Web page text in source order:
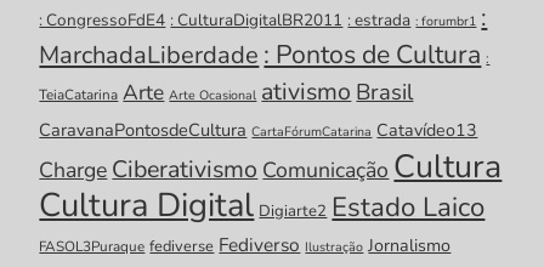
: CongressoFdE4 : CulturaDigitalBR2011 : estrada : forumbr1 :
MarchadaLiberdade : Pontos de Cultura :
TeiaCatarina Arte Arte Ocasional ativismo Brasil
CaravanaPontosdeCultura CartaFórumCatarina Catavídeo13
Charge Ciberativismo Comunicação Cultura
Cultura Digital Digiarte2 Estado Laico
FASOL3Puraque fediverse Fediverso Ilustração Jornalismo